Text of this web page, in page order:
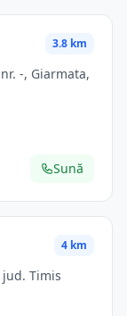
3.8 km
Sună
4 km
jud. Timis